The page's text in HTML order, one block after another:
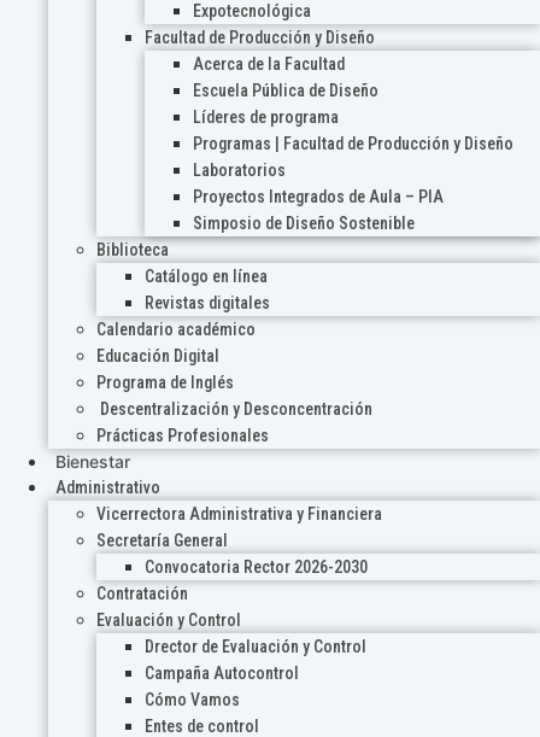
Expotecnológica
Facultad de Producción y Diseño
Acerca de la Facultad
Escuela Pública de Diseño
Líderes de programa
Programas | Facultad de Producción y Diseño
Laboratorios
Proyectos Integrados de Aula – PIA
Simposio de Diseño Sostenible
Biblioteca
Catálogo en línea
Revistas digitales
Calendario académico
Educación Digital
Programa de Inglés
Descentralización y Desconcentración
Prácticas Profesionales
Bienestar
Administrativo
Vicerrectora Administrativa y Financiera
Secretaría General
Convocatoria Rector 2026-2030
Contratación
Evaluación y Control
Drector de Evaluación y Control
Campaña Autocontrol
Cómo Vamos
Entes de control